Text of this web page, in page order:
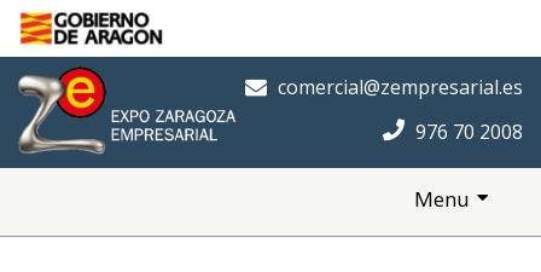
Saltar al contenido principal
comercial@zempresarial.es
976 70 2008
Inicio
Menu